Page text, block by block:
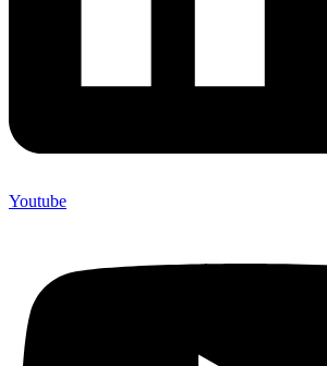
Youtube